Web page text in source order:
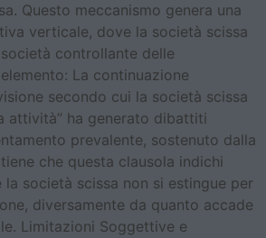
Questo meccanismo genera una
verticale, dove la società scissa
controllante delle
La continuazione
secondo cui la società scissa
attività” ha generato dibattiti
prevalente, sostenuto dalla
che questa clausola indichi
la società scissa non si estingue per
diversamente da quanto accade
Limitazioni Soggettive e